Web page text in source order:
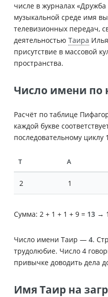
числе в журналах «Дружба
музыкальной среде имя
телевизионных передач,
деятельностью Таира
присутствие в массовой
пространства.
Число имени по
Расчёт по таблице
каждой букве
последовательному циклу
Т А
2 1
Сумма: 2 + 1 + 1 + 9 = 13 →
Число имени Таир — 4.
трудолюбие. Число 4
привычке доводить дела
Имя Таир на